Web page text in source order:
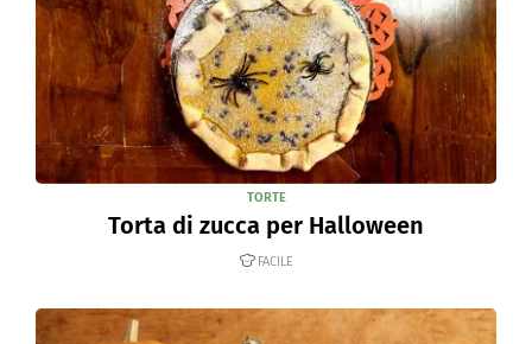
TORTE
Torta di zucca per Halloween
FACILE